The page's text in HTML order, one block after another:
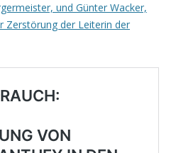
und Günter Wacker,
Zerstörung der Leiterin der